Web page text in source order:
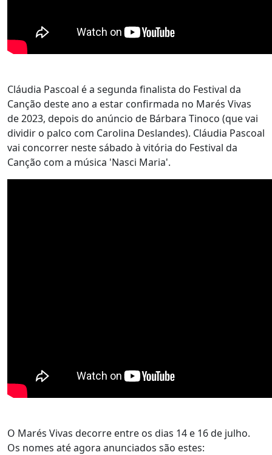
Cláudia Pascoal é a segunda finalista do Festival da
Canção deste ano a estar confirmada no Marés Vivas
de 2023, depois do anúncio de Bárbara Tinoco (que vai
dividir o palco com Carolina Deslandes). Cláudia Pascoal
vai concorrer neste sábado à vitória do Festival da
Canção com a música 'Nasci Maria'.
O Marés Vivas decorre entre os dias 14 e 16 de julho.
Os nomes até agora anunciados são estes: